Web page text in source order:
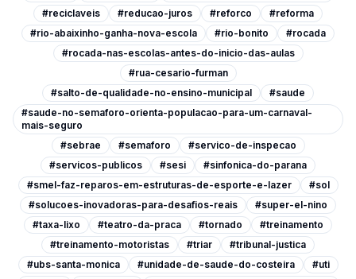
#reciclaveis
#reducao-juros #reforco
#reforma
#rio-abaixinho-ganha-nova-escola
#rio-bonito
#rocada
#rocada-nas-escolas-antes-do-inicio-das-aulas
#rua-cesario-furman
#salto-de-qualidade-no-ensino-municipal
#saude
#saude-no-semaforo-orienta-populacao-para-um-carnaval-
mais-seguro
#sebrae
#semaforo
#servico-de-inspecao
#servicos-publicos
#sesi
#sinfonica-do-parana
#smel-faz-reparos-em-estruturas-de-esporte-e-lazer
#sol
#solucoes-inovadoras-para-desafios-reais
#super-el-nino
#taxa-lixo
#teatro-da-praca #tornado
#treinamento
#treinamento-motoristas
#triar
#tribunal-justica
#ubs-santa-monica
#unidade-de-saude-do-costeira
#uti